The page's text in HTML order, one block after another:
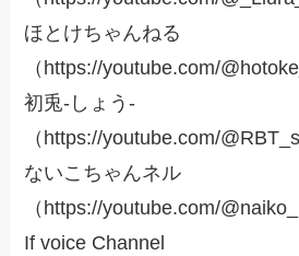
ほとけちゃんねる
（https://youtube.com/
初兎-しょう-
（https://youtube.com/
ないこちゃんネル
（https://youtube.com/
If voice Channel